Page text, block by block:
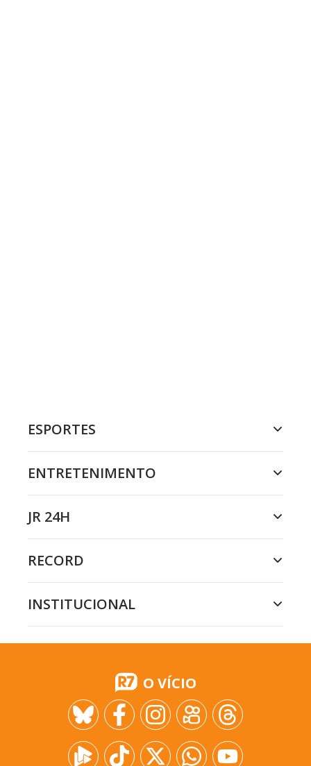
ESPORTES
ENTRETENIMENTO
JR 24H
RECORD
INSTITUCIONAL
O VÍCIO